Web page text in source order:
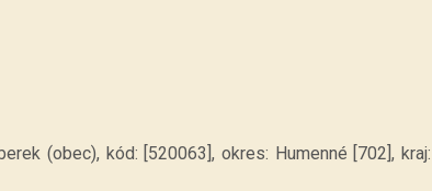
(obec), kód: [520063], okres: Humenné [702], kraj: